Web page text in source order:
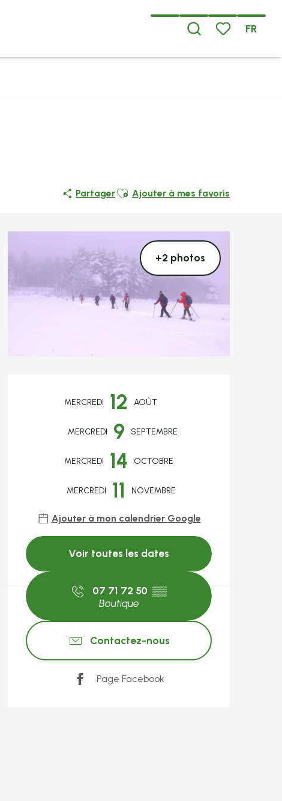
FR
PartagerAjouter aux favoris
Ajouter à mes favoris
+2 photos
Ouverture et
MERCREDI 12 AOÛT
MERCREDI 9 SEPTEMBRE
MERCREDI 14 OCTOBRE
MERCREDI 11 NOVEMBRE
Ajouter à mon calendrier Google
Voir toutes les dates
07 71 72 50 ▒▒
Boutique
Contactez-nous
Page Facebook